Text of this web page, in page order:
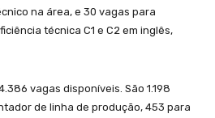
na área, e 30 vagas para
técnica C1 e C2 em inglês,
vagas disponíveis. São 1.198
de linha de produção, 453 para